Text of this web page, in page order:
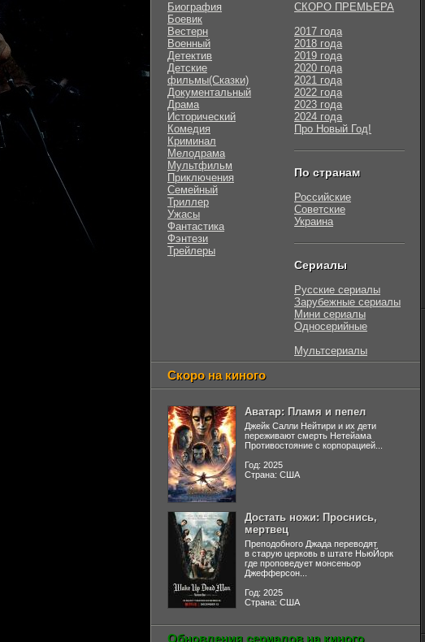
Биография
Боевик
Вестерн
Военный
Детектив
Детские
фильмы(Сказки)
Документальный
Драма
Исторический
Комедия
Криминал
Мелодрама
Мультфильм
Приключения
Семейный
Триллер
Ужасы
Фантастика
Фэнтези
Трейлеры
СКОРО ПРЕМЬЕРА
2017 года
2018 года
2019 года
2020 года
2021 года
2022 года
2023 года
2024 года
Про Новый Год!
По странам
Российские
Советские
Украина
Сериалы
Русские сериалы
Зарубежные сериалы
Мини сериалы
Односерийные
Мультсериалы
Скоро на киного
Аватар: Пламя и пепел
Джейк Салли Нейтири и их дети
переживают смерть Нетейама
Противостояние с корпорацией...
Год: 2025
Страна: США
Достать ножи: Проснись,
мертвец
Преподобного Джада переводят
в старую церковь в штате НьюЙорк
где проповедует монсеньор
Джефферсон...
Год: 2025
Страна: США
Обновления сериалов на киного